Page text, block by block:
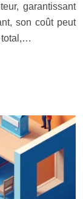
garantissant
son coût peut
total,…